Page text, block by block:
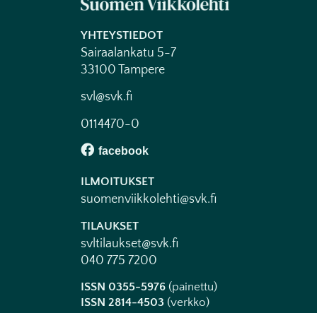
YHTEYSTIEDOT
Sairaalankatu 5-7
33100 Tampere
svl@svk.fi
0114470-0
ILMOITUKSET
suomenviikkolehti@svk.fi
TILAUKSET
svltilaukset@svk.fi
040 775 7200
ISSN 0355-5976 (painettu)
ISSN 2814-4503 (verkko)